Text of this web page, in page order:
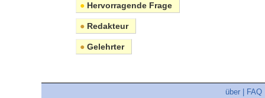
● Hervorragende Frage
● Redakteur
● Gelehrter
über FAQ